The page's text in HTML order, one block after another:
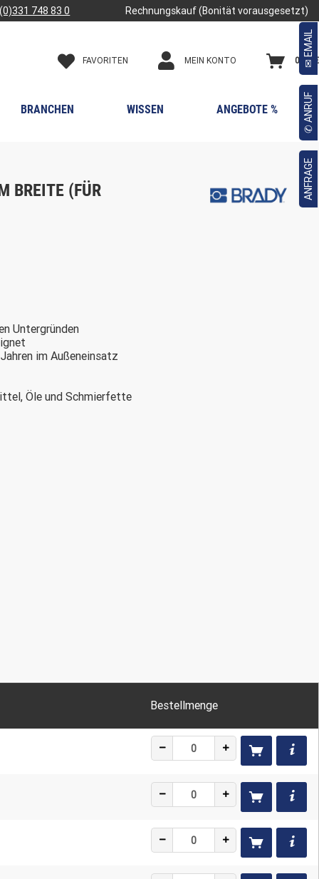
748 83 0 Rechnungskauf (Bonität vorausgesetzt)
FAVORITEN MEIN KONTO 0,00 €
BRANCHEN WISSEN ANGEBOTE %
BREITE (FÜR
Untergründen
im Außeneinsatz
Öle und Schmierfette
Rohrkennzeichnung,
37, S3000, S3100
Bestellmenge
✉ EMAIL
✆ ANRUF
ANFRAGE